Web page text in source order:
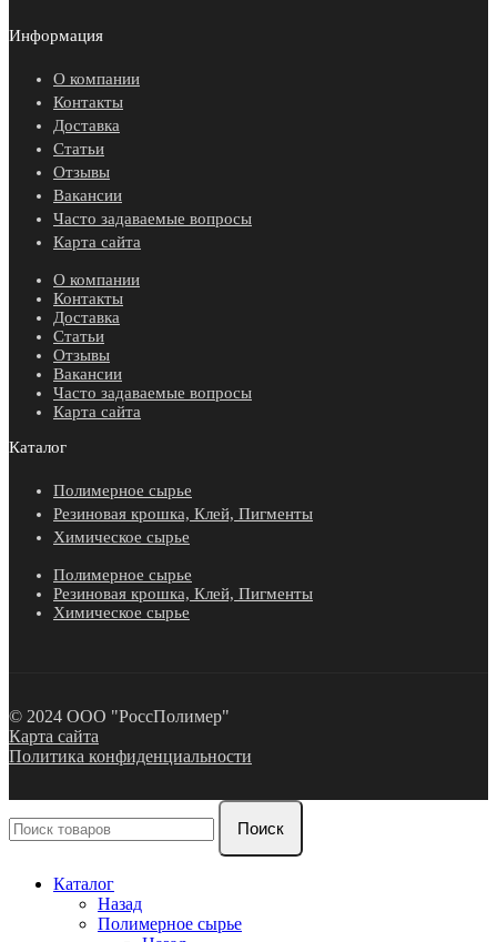
Информация
О компании
Контакты
Доставка
Статьи
Отзывы
Вакансии
Часто задаваемые вопросы
Карта сайта
О компании
Контакты
Доставка
Статьи
Отзывы
Вакансии
Часто задаваемые вопросы
Карта сайта
Каталог
Полимерное сырье
Резиновая крошка, Клей, Пигменты
Химическое сырье
Полимерное сырье
Резиновая крошка, Клей, Пигменты
Химическое сырье
© 2024 ООО "РоссПолимер"
Карта сайта
Политика конфиденциальности
Поиск
Каталог
Назад
Полимерное сырье